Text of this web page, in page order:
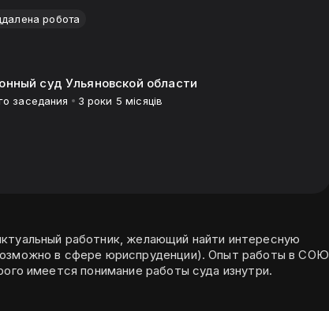
робота
суд Ульяновской области
заседания 3 роки 5 місяців
работник, желающий найти интересную
в сфере юриспруденции). Опыт работы в СОЮ
имеется понимание работы суда изнутри.